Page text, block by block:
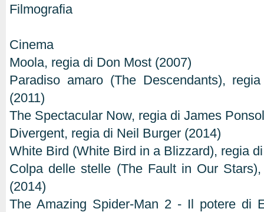
Filmografia
Cinema
Moola, regia di Don Most (2007)
Paradiso amaro (The Descendants),
(2011)
The Spectacular Now, regia di James
Divergent, regia di Neil Burger (2014)
White Bird (White Bird in a Blizzard), regia
Colpa delle stelle (The Fault in Our
(2014)
The Amazing Spider-Man 2 - Il potere di